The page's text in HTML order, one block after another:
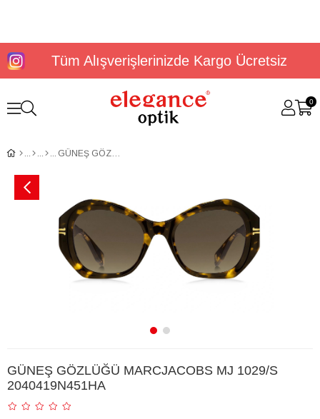
Tüm Alışverişlerinizde Kargo Ücretsiz
0
GÜNEŞ GÖZLÜĞÜ MARCJACOBS MJ 1029/S 2040419N451HA
GÜNEŞ GÖZLÜĞÜ MARCJACOBS MJ 1029/S
2040419N451HA